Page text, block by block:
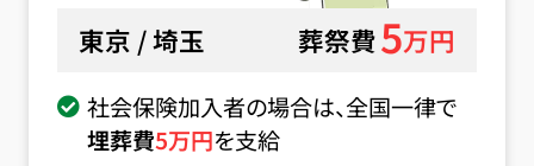
東京 / 埼玉 葬祭費5万円
社会保険加入者の場合は、全国一律で
埋葬費5万円を支給